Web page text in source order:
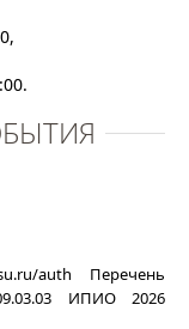
auth Перечень
ИПИО 2026